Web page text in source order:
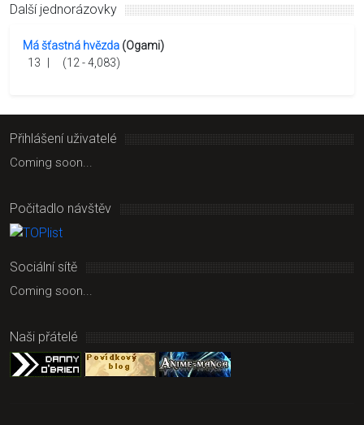
Další jednorázovky
Má šťastná hvězda (Ogami)
13
(12 - 4,083)
Přihlášení uživatelé
Coming soon...
Počitadlo návštěv
Sociální sítě
Coming soon...
Naši přátelé